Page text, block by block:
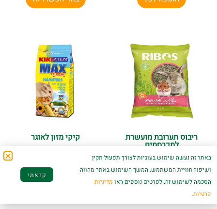
ריבוס תערובת מועשרת
למכרסמים
₪11.90
–
₪189.00
בחר אפשרויות
קיקי מזון לאוגר
הוספה לסל
באתר זה נעשה שימוש בעוגיות לצורך תפעול תקין
ושיפור חוויית המשתמש. המשך השימוש באתר מהווה
הסכמה לשימוש זה. לפרטים נוספים ראו מדיניות
פרטיות.
קראתי